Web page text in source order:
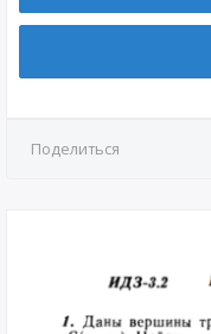
Поделиться